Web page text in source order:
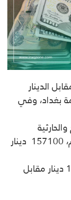
الدينار
بغداد، وفي
المركزيتين في بغداد سجلتا صباح اليوم، 157100 دينار
فيما كانت الأسعار صباح أمس 154.750 دينار مقابل